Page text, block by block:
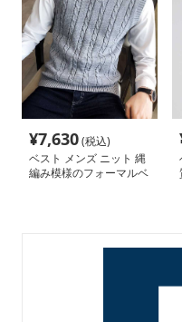
¥7,630(税込)
ベスト メンズ ニット 縄
編み模様のフォーマルベ